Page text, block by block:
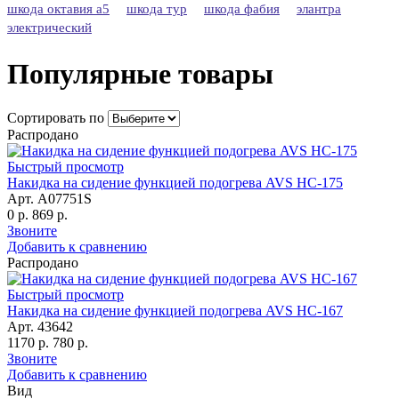
шкода октавия а5
шкода тур шкода фабия
элантра
электрический
Популярные товары
Сортировать по
Распродано
Быстрый просмотр
Накидка на сидение функцией подогрева AVS HC-175
Арт. A07751S
0 р. 869 р.
Звоните
Добавить к сравнению
Распродано
Быстрый просмотр
Накидка на сидение функцией подогрева AVS HC-167
Арт. 43642
1170 р. 780 р.
Звоните
Добавить к сравнению
Вид